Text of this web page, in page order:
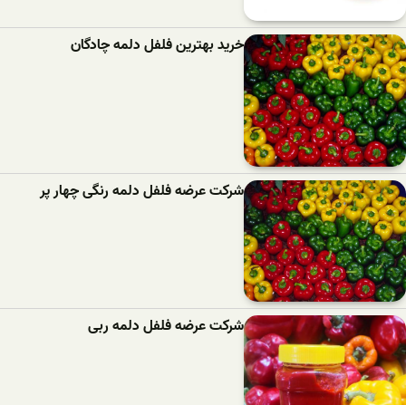
خرید بهترین فلفل دلمه‌ چادگان
شرکت عرضه فلفل دلمه رنگی چهار پر
شرکت عرضه فلفل دلمه ربی